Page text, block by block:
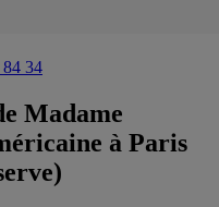
34
Madame
à Paris